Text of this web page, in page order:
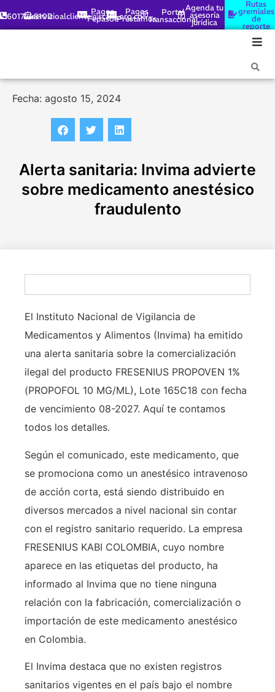
6017448100servicioalcliente@scare.org.co
Pagos
Fepasde
Pagos
Préstamos
Portal
Transaccional
Agenda tu
asesoría
jurídica
Rutas
gremiales
de
reporte
Fecha: agosto 15, 2024
Alerta sanitaria: Invima advierte
sobre medicamento anestésico
fraudulento
El Instituto Nacional de Vigilancia de
Medicamentos y Alimentos (Invima) ha emitido
una alerta sanitaria sobre la comercialización
ilegal del producto FRESENIUS PROPOVEN 1%
(PROPOFOL 10 MG/ML), Lote 165C18 con fecha
de vencimiento 08-2027. Aquí te contamos
todos los detalles.
Según el comunicado, este medicamento, que
se promociona como un anestésico intravenoso
de acción corta, está siendo distribuido en
diversos mercados a nivel nacional sin contar
con el registro sanitario requerido. La empresa
FRESENIUS KABI COLOMBIA, cuyo nombre
aparece en las etiquetas del producto, ha
informado al Invima que no tiene ninguna
relación con la fabricación, comercialización o
importación de este medicamento anestésico
en Colombia.
El Invima destaca que no existen registros
sanitarios vigentes en el país bajo el nombre